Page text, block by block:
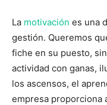
La motivación es una
gestión. Queremos
fiche en su puesto,
actividad con ganas,
los ascensos, el
empresa proporciona